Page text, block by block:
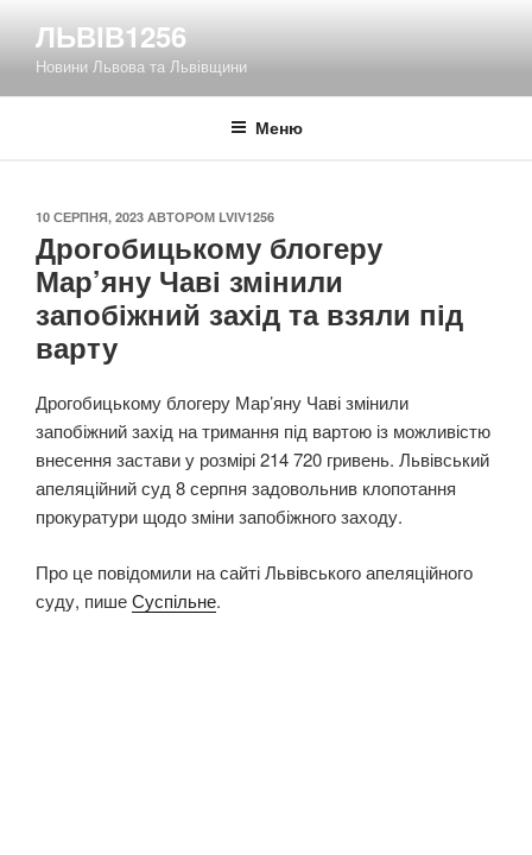
вмісту
ЛЬВІВ1256
Новини Львова та Львівщини
Меню
ОПУБЛІКОВАНО
10 СЕРПНЯ, 2023 АВТОРОМ LVIV1256
Дрогобицькому блогеру
Мар’яну Чаві змінили
запобіжний захід та взяли під
варту
Дрогобицькому блогеру Мар’яну Чаві змінили
запобіжний захід на тримання під вартою із можливістю
внесення застави у розмірі 214 720 гривень. Львівський
апеляційний суд 8 серпня задовольнив клопотання
прокуратури щодо зміни запобіжного заходу.
Про це повідомили на сайті Львівського апеляційного
суду, пишеСуспільне.